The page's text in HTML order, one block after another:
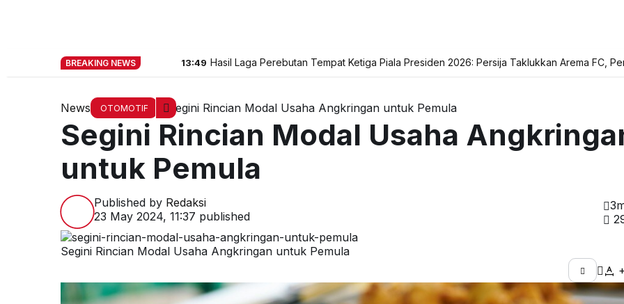
BREAKING NEWS 13:49 Hasil Laga Perebutan Tempat Ketiga Piala Presiden 2026: Persija Taklukkan Arema FC,
News OTOMOTIF Segini Rincian Modal Usaha Angkringan untuk Pemula
Segini Rincian Modal Usaha
untuk Pemula
Published by Redaksi
23 May 2024, 11:37 published
Segini Rincian Modal Usaha Angkringan untuk Pemula